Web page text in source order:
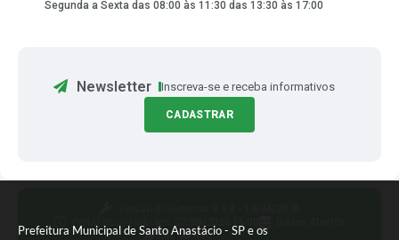
Prefeitura Municipal de Santo Anastácio - SP e os
Segunda a Sexta das 08:00 às 11:30 das 13:30 às 17:00
Newsletter Inscreva-se e receba informativos
CADASTRAR